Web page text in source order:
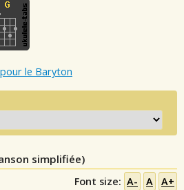
le Baryton
simplifiée)
Font size: A- A A+